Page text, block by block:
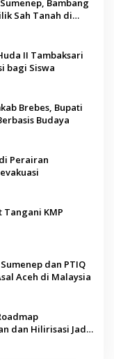
Bambang
Sah Tanah di
II Tambaksari
bagi Siswa
Brebes, Bupati
Budaya
Perairan
Tangani KMP
dan PTIQ
Aceh di Malaysia
dan Hilirisasi Jadi